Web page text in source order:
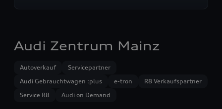
Audi Zentrum Mainz
Autoverkauf
Servicepartner
Audi Gebrauchtwagen :plus
e-tron
R8 Verkaufspartner
Service R8
Audi on Demand